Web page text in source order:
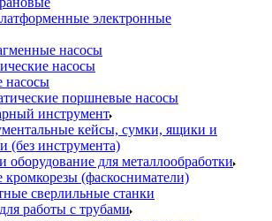
электронные
насосы
насосы
насосы
поршневые насосы
инструмент
кейсы, сумки, ящики и
(без инструмента)
оборудование для металлообработки
кромкорезы (фаскосниматели)
сверлильные станки
работы с трубами